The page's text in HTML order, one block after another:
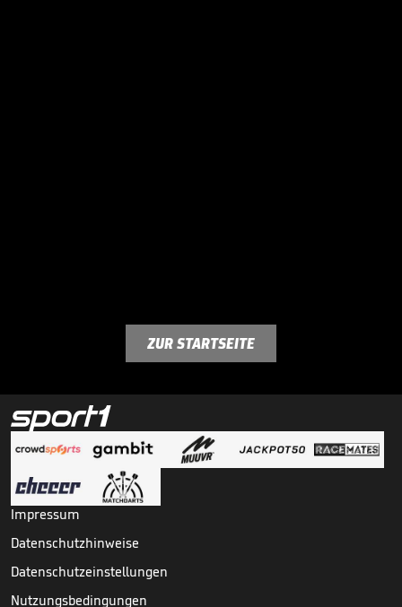
ZUR STARTSEITE
Impressum
Datenschutzhinweise
Datenschutzeinstellungen
Nutzungsbedingungen